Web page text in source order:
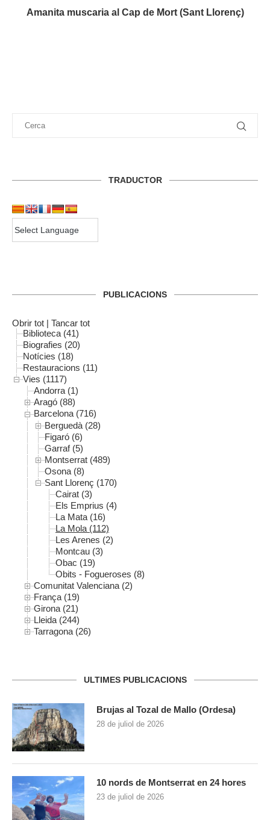
Amanita muscaria al Cap de Mort (Sant Llorenç)
TRADUCTOR
PUBLICACIONS
Obrir tot | Tancar tot
Biblioteca (41)
Biografies (20)
Notícies (18)
Restauracions (11)
Vies (1117)
Andorra (1)
Aragó (88)
Barcelona (716)
Berguedà (28)
Figaró (6)
Garraf (5)
Montserrat (489)
Osona (8)
Sant Llorenç (170)
Cairat (3)
Els Emprius (4)
La Mata (16)
La Mola (112)
Les Arenes (2)
Montcau (3)
Obac (19)
Obits - Fogueroses (8)
Comunitat Valenciana (2)
França (19)
Girona (21)
Lleida (244)
Tarragona (26)
ULTIMES PUBLICACIONS
Brujas al Tozal de Mallo (Ordesa)
28 de juliol de 2026
10 nords de Montserrat en 24 hores
23 de juliol de 2026